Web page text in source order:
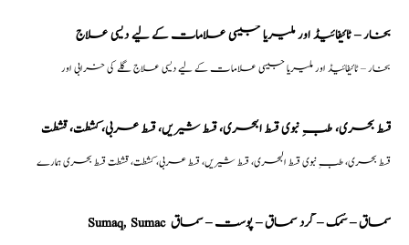
بخار – ٹائیفائیڈ اور ملیریا جیسی علامات کے لیے دیسی علاج
بخار – ٹائیفائیڈ اور ملیریا جیسی علامات کے لیے دیسی علاج گلے کی خرابی اور
قسط بحری، طبِ نبوی قسط البحری، قسط شیریں، قسط عربی، كشطت، قشطت
قسط بحری، طبِ نبوی قسط البحری، قسط شیریں، قسط عربی، كشطت، قشطت قسط بحری ہمارے
Sumaq, Sumac سماق – سُمک – گرد سماق – پوست – سماق